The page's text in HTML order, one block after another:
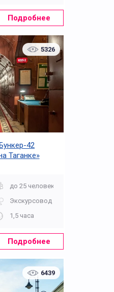
Подробнее
5326
42
Таганке»
до 25 человек
Экскурсовод
1,5 часа
Подробнее
6439